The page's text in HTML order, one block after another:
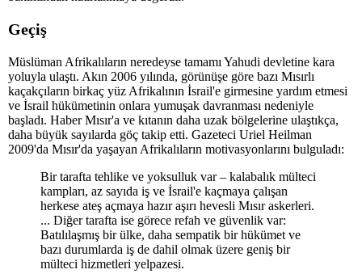
Geçiş
Müslüman Afrikalıların neredeyse tamamı Yahudi devletine kara
yoluyla ulaştı. Akın 2006 yılında, görünüşe göre bazı Mısırlı
kaçakçıların birkaç yüz Afrikalının İsrail'e girmesine yardım etmesi
ve İsrail hükümetinin onlara yumuşak davranması nedeniyle
başladı. Haber Mısır'a ve kıtanın daha uzak bölgelerine ulaştıkça,
daha büyük sayılarda göç takip etti. Gazeteci Uriel Heilman
2009'da Mısır'da yaşayan Afrikalıların motivasyonlarını bulguladı:
Bir tarafta tehlike ve yoksulluk var – kalabalık mülteci
kampları, az sayıda iş ve İsrail'e kaçmaya çalışan
herkese ateş açmaya hazır aşırı hevesli Mısır askerleri.
... Diğer tarafta ise görece refah ve güvenlik var:
Batılılaşmış bir ülke, daha sempatik bir hükümet ve
bazı durumlarda iş de dahil olmak üzere geniş bir
mülteci hizmetleri yelpazesi.